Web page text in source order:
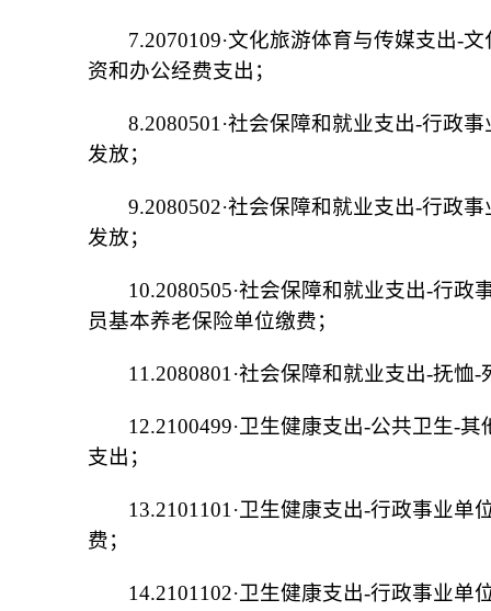
7.2070109·文化旅游体育与传媒支出-
资和办公经费支出；
8.2080501·社会保障和就业支出-行政
发放；
9.2080502·社会保障和就业支出-行政
发放；
10.2080505·社会保障和就业支出-行
员基本养老保险单位缴费；
11.2080801·社会保障和就业支出-抚
12.2100499·卫生健康支出-公共卫生-
支出；
13.2101101·卫生健康支出-行政事业
费；
14.2101102·卫生健康支出-行政事业